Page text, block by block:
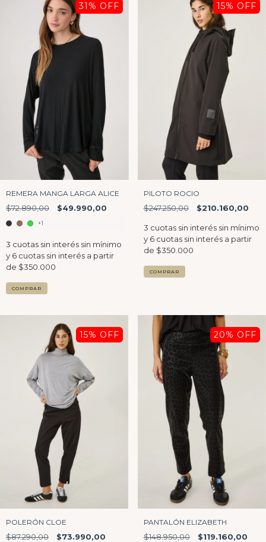
31 % OFF
REMERA MANGA LARGA ALICE
$72.890,00 $49.990,00
+1
COMPRAR
15% OFF
PILOTO ROCIO
$247.250,00 $210.160,00
COMPRAR
15% OFF
POLERÓN CLOE
$87.290,00 $73.990,00
20% OFF
PANTALÓN ELIZABETH
$148.950,00 $119.160,00